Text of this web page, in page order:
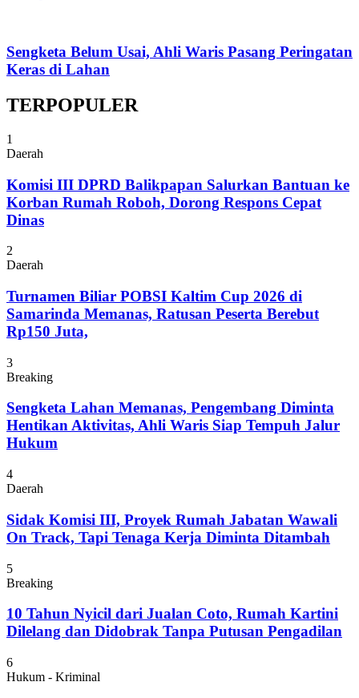
Sengketa Belum Usai, Ahli Waris Pasang Peringatan
Keras di Lahan
TERPOPULER
1
Daerah
Komisi III DPRD Balikpapan Salurkan Bantuan ke
Korban Rumah Roboh, Dorong Respons Cepat
Dinas
2
Daerah
Turnamen Biliar POBSI Kaltim Cup 2026 di
Samarinda Memanas, Ratusan Peserta Berebut
Rp150 Juta,
3
Breaking
Sengketa Lahan Memanas, Pengembang Diminta
Hentikan Aktivitas, Ahli Waris Siap Tempuh Jalur
Hukum
4
Daerah
Sidak Komisi III, Proyek Rumah Jabatan Wawali
On Track, Tapi Tenaga Kerja Diminta Ditambah
5
Breaking
10 Tahun Nyicil dari Jualan Coto, Rumah Kartini
Dilelang dan Didobrak Tanpa Putusan Pengadilan
6
Hukum - Kriminal